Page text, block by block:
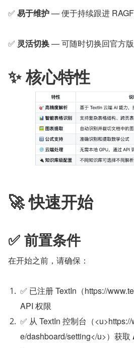
✅ 易于维护 — 便于持续跟进
✅ 灵活切换 — 可随时切换回官方
✨ 核心特性
🚀 快速开始
✅ 前置条件
在开始之前，请确保：
✅ 已注册 TextIn（https://
API 权限
✅ 从 TextIn 控制台（
e/dashboard/setting</u>）获取